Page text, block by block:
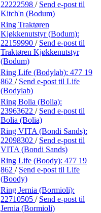
22222598 / Send e-post til
Kitch'n (Bodum)
Ring Traktøren
Kjøkkenutstyr (Bodum):
22159990 / Send e-post til
Traktøren Kjøkkenutstyr
(Bodum)
Ring Life (Bodylab): 477 19
862 / Send e-post til Life
(Bodylab)
Ring Bolia (Bolia):
23963622 / Send e-post til
Bolia (Bolia)
Ring VITA (Bondi Sands):
22098302 / Send e-post til
VITA (Bondi Sands)
Ring Life (Boody): 477 19
862 / Send e-post til Life
(Boody)
Ring Jernia (Bormioli):
22710505 / Send e-post til
Jernia (Bormioli)